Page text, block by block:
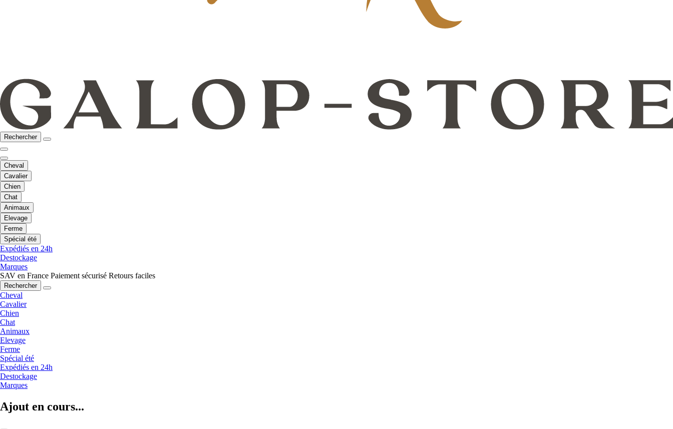
Rechercher
Cheval
Cavalier
Chien
Chat
Animaux
Elevage
Ferme
Spécial été
Expédiés en 24h
Destockage
Marques
SAV en France Paiement sécurisé Retours faciles
Rechercher
Cheval
Cavalier
Chien
Chat
Animaux
Elevage
Ferme
Spécial été
Expédiés en 24h
Destockage
Marques
Ajout en cours...